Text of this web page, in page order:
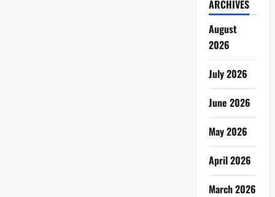
ARCHIVES
August
2026
July 2026
June 2026
May 2026
April 2026
March 2026